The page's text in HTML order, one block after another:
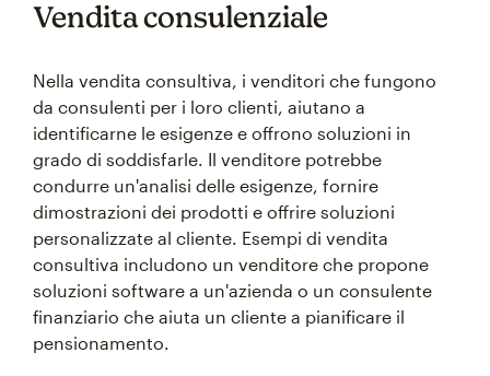
Vendita consulenziale
Nella vendita consultiva, i venditori che fungono
da consulenti per i loro clienti, aiutano a
identificarne le esigenze e offrono soluzioni in
grado di soddisfarle. Il venditore potrebbe
condurre un'analisi delle esigenze, fornire
dimostrazioni dei prodotti e offrire soluzioni
personalizzate al cliente. Esempi di vendita
consultiva includono un venditore che propone
soluzioni software a un'azienda o un consulente
finanziario che aiuta un cliente a pianificare il
pensionamento.